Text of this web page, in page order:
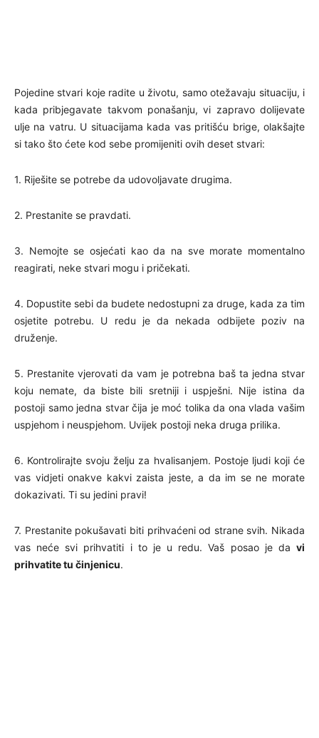
Pojedine stvari koje radite u životu, samo otežavaju situaciju, i
kada pribjegavate takvom ponašanju, vi zapravo dolijevate
ulje na vatru. U situacijama kada vas pritišću brige, olakšajte
si tako što ćete kod sebe promijeniti ovih deset stvari:
1. Riješite se potrebe da udovoljavate drugima.
2. Prestanite se pravdati.
3. Nemojte se osjećati kao da na sve morate momentalno
reagirati, neke stvari mogu i pričekati.
4. Dopustite sebi da budete nedostupni za druge, kada za tim
osjetite potrebu. U redu je da nekada odbijete poziv na
druženje.
5. Prestanite vjerovati da vam je potrebna baš ta jedna stvar
koju nemate, da biste bili sretniji i uspješni. Nije istina da
postoji samo jedna stvar čija je moć tolika da ona vlada vašim
uspjehom i neuspjehom. Uvijek postoji neka druga prilika.
6. Kontrolirajte svoju želju za hvalisanjem. Postoje ljudi koji će
vas vidjeti onakve kakvi zaista jeste, a da im se ne morate
dokazivati. Ti su jedini pravi!
7. Prestanite pokušavati biti prihvaćeni od strane svih. Nikada
vas neće svi prihvatiti i to je u redu. Vaš posao je da vi
prihvatite tu činjenicu.